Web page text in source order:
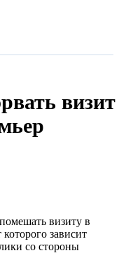
визит
визиту в
зависит
со стороны